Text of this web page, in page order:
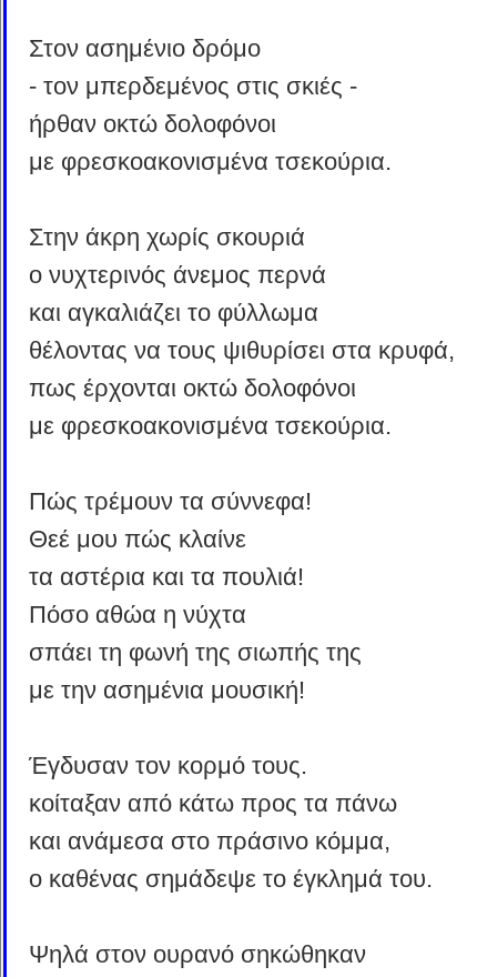
Στον ασημένιο δρόμο
- τον μπερδεμένος στις σκιές -
ήρθαν οκτώ δολοφόνοι
με φρεσκοακονισμένα τσεκούρια.
Στην άκρη χωρίς σκουριά
ο νυχτερινός άνεμος περνά
και αγκαλιάζει το φύλλωμα
θέλοντας να τους ψιθυρίσει στα κρυφά,
πως έρχονται οκτώ δολοφόνοι
με φρεσκοακονισμένα τσεκούρια.
Πώς τρέμουν τα σύννεφα!
Θεέ μου πώς κλαίνε
τα αστέρια και τα πουλιά!
Πόσο αθώα η νύχτα
σπάει τη φωνή της σιωπής της
με την ασημένια μουσική!
Έγδυσαν τον κορμό τους.
κοίταξαν από κάτω προς τα πάνω
και ανάμεσα στο πράσινο κόμμα,
ο καθένας σημάδεψε το έγκλημά του.
Ψηλά στον ουρανό σηκώθηκαν